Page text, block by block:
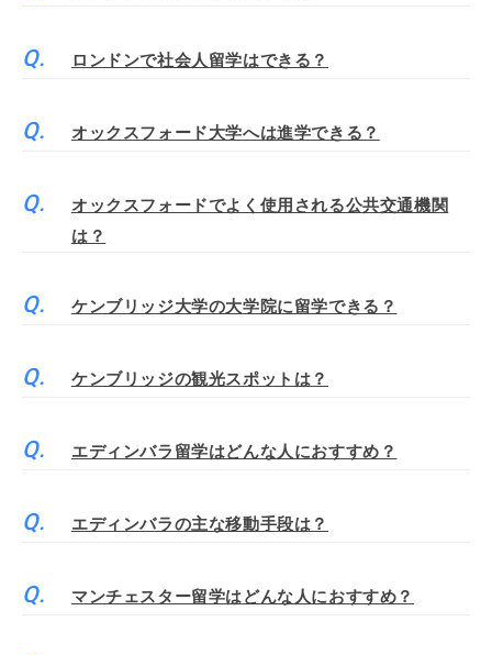
ロンドンで社会人留学はできる？
オックスフォード大学へは進学できる？
オックスフォードでよく使用される公共交通機関
は？
ケンブリッジ大学の大学院に留学できる？
ケンブリッジの観光スポットは？
エディンバラ留学はどんな人におすすめ？
エディンバラの主な移動手段は？
マンチェスター留学はどんな人におすすめ？